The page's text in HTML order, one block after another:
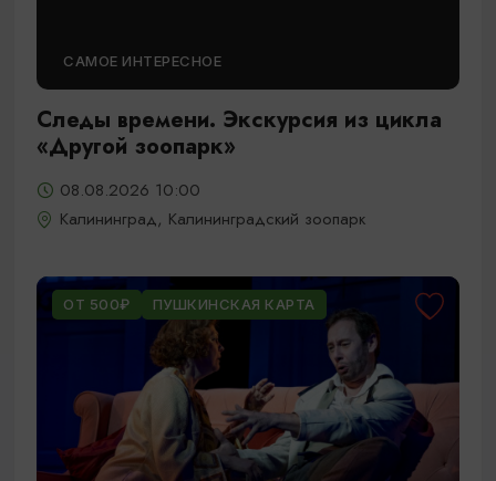
САМОЕ ИНТЕРЕСНОЕ
Следы времени. Экскурсия из цикла
«Другой зоопарк»
08.08.2026 10:00
Калининград, Калининградский зоопарк
ОТ 500₽ ПУШКИНСКАЯ КАРТА